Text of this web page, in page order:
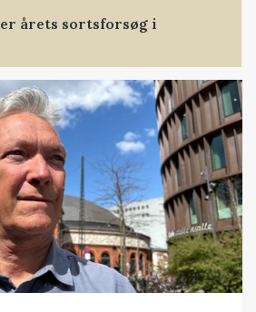
årets sortsforsøg i